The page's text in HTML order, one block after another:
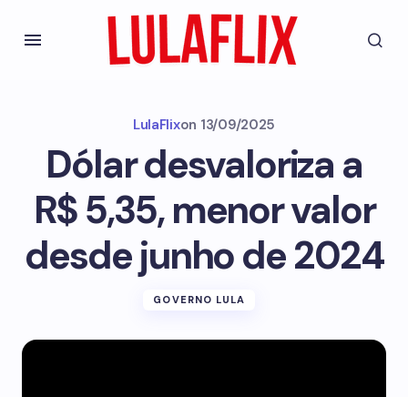
LulaFlixon 13/09/2025
Dólar desvaloriza a
R$ 5,35, menor valor
desde junho de 2024
GOVERNO LULA